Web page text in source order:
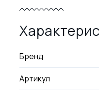
Бренд
Артикул